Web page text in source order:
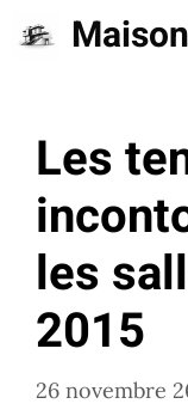
Aller
Les
les
2015
26 novembre